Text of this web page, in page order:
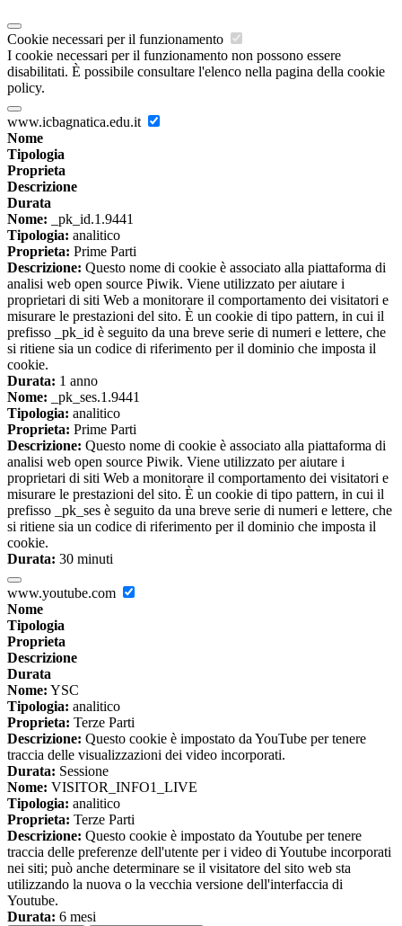
Cookie necessari per il funzionamento
I cookie necessari per il funzionamento non possono essere
disabilitati. È possibile consultare l'elenco nella pagina della cookie
policy.
www.icbagnatica.edu.it
Nome
Tipologia
Proprieta
Descrizione
Durata
Nome: _pk_id.1.9441
Tipologia: analitico
Proprieta: Prime Parti
Descrizione: Questo nome di cookie è associato alla piattaforma di
analisi web open source Piwik. Viene utilizzato per aiutare i
proprietari di siti Web a monitorare il comportamento dei visitatori e
misurare le prestazioni del sito. È un cookie di tipo pattern, in cui il
prefisso _pk_id è seguito da una breve serie di numeri e lettere, che
si ritiene sia un codice di riferimento per il dominio che imposta il
cookie.
Durata: 1 anno
Nome: _pk_ses.1.9441
Tipologia: analitico
Proprieta: Prime Parti
Descrizione: Questo nome di cookie è associato alla piattaforma di
analisi web open source Piwik. Viene utilizzato per aiutare i
proprietari di siti Web a monitorare il comportamento dei visitatori e
misurare le prestazioni del sito. È un cookie di tipo pattern, in cui il
prefisso _pk_ses è seguito da una breve serie di numeri e lettere, che
si ritiene sia un codice di riferimento per il dominio che imposta il
cookie.
Durata: 30 minuti
www.youtube.com
Nome
Tipologia
Proprieta
Descrizione
Durata
Nome: YSC
Tipologia: analitico
Proprieta: Terze Parti
Descrizione: Questo cookie è impostato da YouTube per tenere
traccia delle visualizzazioni dei video incorporati.
Durata: Sessione
Nome: VISITOR_INFO1_LIVE
Tipologia: analitico
Proprieta: Terze Parti
Descrizione: Questo cookie è impostato da Youtube per tenere
traccia delle preferenze dell'utente per i video di Youtube incorporati
nei siti; può anche determinare se il visitatore del sito web sta
utilizzando la nuova o la vecchia versione dell'interfaccia di
Youtube.
Durata: 6 mesi